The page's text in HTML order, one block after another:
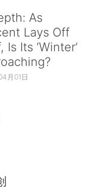
As
Lays Off
Is Its ‘Winter’
月01日